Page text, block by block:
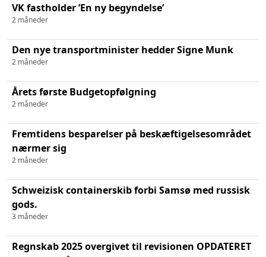
VK fastholder ’En ny begyndelse’
2 måneder
Den nye transportminister hedder Signe Munk
2 måneder
Årets første Budgetopfølgning
2 måneder
Fremtidens besparelser på beskæftigelsesområdet
nærmer sig
2 måneder
Schweizisk containerskib forbi Samsø med russisk
gods.
3 måneder
Regnskab 2025 overgivet til revisionen OPDATERET